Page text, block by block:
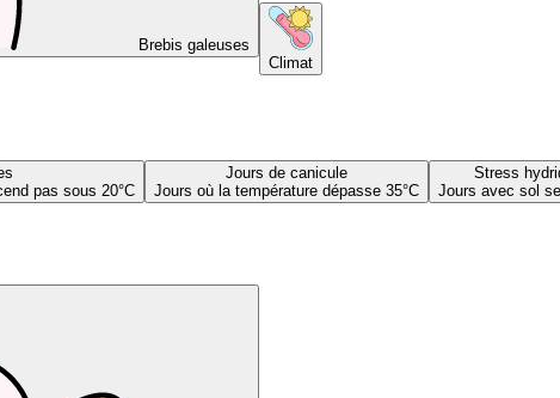
Brebis galeuses
Climat
pas sous 20°C
Jours de canicule
Jours où la température dépasse 35°C
Stress
Jours avec sol